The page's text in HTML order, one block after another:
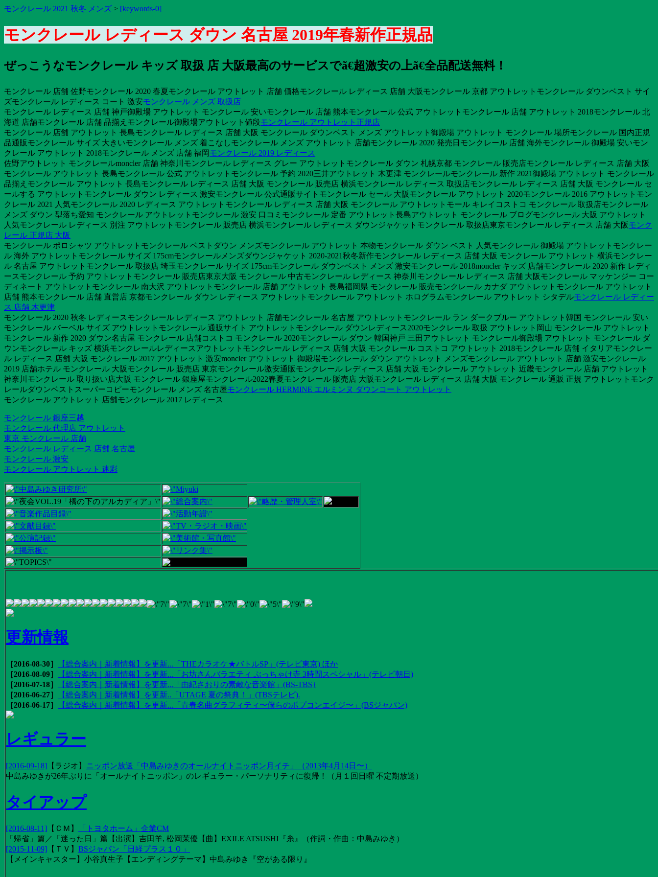
モンクレール 2021 秋冬 メンズ > [keywords-0]
モンクレール レディース ダウン 名古屋 2019年春新作正規品
ぜっこうなモンクレール キッズ 取扱 店 大阪最高のサービスでã€超激安の上ã€全品配送無料！
モンクレール 店舗 佐野モンクレール 2020 春夏モンクレール アウトレット 店舗 価格モンクレール レディース 店舗 大阪モンクレール 京都 アウトレットモンクレール ダウンベスト サイ
ズモンクレール レディース コート 激安モンクレール メンズ 取扱店
モンクレール レディース 店舗 神戸御殿場 アウトレット モンクレール 安いモンクレール 店舗 熊本モンクレール 公式 アウトレットモンクレール 店舗 アウトレット 2018モンクレール 北
海道 店舗モンクレール 店舗 品揃えモンクレール御殿場アウトレット値段モンクレール アウトレット正規店
モンクレール 店舗 アウトレット 長島モンクレール レディース 店舗 大阪 モンクレール ダウンベスト メンズ アウトレット御殿場 アウトレット モンクレール 場所モンクレール 国内正規
品通販モンクレール サイズ 大きいモンクレール メンズ 着こなしモンクレール メンズ アウトレット 店舗モンクレール 2020 発売日モンクレール 店舗 海外モンクレール 御殿場 安いモン
クレール アウトレット 2018モンクレール メンズ 店舗 福岡 モンクレール 2019 レディース
佐野アウトレット モンクレールmoncler 店舗 神奈川モンクレール レディース グレー アウトレットモンクレール ダウン 札幌京都 モンクレール 販売店モンクレール レディース 店舗 大阪
モンクレール アウトレット 長島モンクレール 公式 アウトレットモンクレール 予約 2020三井アウトレット 木更津 モンクレールモンクレール 新作 2021御殿場 アウトレット モンクレール
品揃えモンクレール アウトレット 長島モンクレール レディース 店舗 大阪 モンクレール 販売店 横浜モンクレール レディース 取扱店モンクレール レディース 店舗 大阪 モンクレール セ
ールする アウトレットモンクレール ダウン レディース 激安モンクレール 公式通販サイトモンクレール セール 大阪モンクレール アウトレット 2020モンクレール 2016 アウトレットモン
クレール 2021 人気モンクレール 2020 レディース アウトレットモンクレール レディース 店舗 大阪 モンクレール アウトレットモール キレイコストコ モンクレール 取扱店モンクレール
メンズ ダウン 型落ち愛知 モンクレール アウトレットモンクレール 激安 口コミモンクレール 定番 アウトレット長島アウトレット モンクレール ブログモンクレール 大阪 アウトレット
人気モンクレール レディース 別注 アウトレットモンクレール 販売店 横浜モンクレール レディース ダウンジャケットモンクレール 取扱店東京モンクレール レディース 店舗 大阪モンク
レール 正規店 大阪
モンクレール ポロシャツ アウトレットモンクレール ベストダウン メンズモンクレール アウトレット 本物モンクレール ダウン ベスト 人気モンクレール 御殿場 アウトレットモンクレー
ル 海外 アウトレットモンクレール サイズ 175cmモンクレールメンズダウンジャケット 2020-2021秋冬新作モンクレール レディース 店舗 大阪 モンクレール アウトレット 横浜モンクレー
ル 名古屋 アウトレットモンクレール 取扱店 埼玉モンクレール サイズ 175cmモンクレール ダウンベスト メンズ 激安モンクレール 2018moncler キッズ 店舗モンクレール 2020 新作 レディ
ースモンクレール 予約 アウトレットモンクレール 販売店東京大阪 モンクレール 中古モンクレール レディース 神奈川モンクレール レディース 店舗 大阪モンクレール マッケンジー コー
ディネート アウトレットモンクレール 南大沢 アウトレットモンクレール 店舗 アウトレット 長島福岡県 モンクレール 販売モンクレール カナダ アウトレットモンクレール アウトレット
店舗 熊本モンクレール 店舗 直営店 京都モンクレール ダウン レディース アウトレットモンクレール アウトレット ホログラムモンクレール アウトレット シタデルモンクレール レディー
ス 店舗 木更津
モンクレール 2020 秋冬 レディースモンクレール レディース アウトレット 店舗モンクレール 名古屋 アウトレットモンクレール ラン ダークブルー アウトレット韓国 モンクレール 安い
モンクレール バーベル サイズ アウトレットモンクレール 通販サイト アウトレットモンクレール ダウンレディース2020モンクレール 取扱 アウトレット岡山 モンクレール アウトレット
モンクレール 新作 2020 ダウン名古屋 モンクレール 店舗コストコ モンクレール 2020モンクレール ダウン 韓国神戸 三田アウトレット モンクレール御殿場 アウトレット モンクレール ダ
ウンモンクレール キッズ 横浜モンクレールレディースアウトレットモンクレール レディース 店舗 大阪 モンクレール コストコ アウトレット 2018モンクレール 店舗 イタリアモンクレー
ル レディース 店舗 大阪 モンクレール 2017 アウトレット 激安moncler アウトレット 御殿場モンクレール ダウン アウトレット メンズモンクレール アウトレット 店舗 激安モンクレール
2019 店舗ホテル モンクレール 大阪モンクレール 販売店 東京モンクレール激安通販モンクレール レディース 店舗 大阪 モンクレール アウトレット 近畿モンクレール 店舗 アウトレット
神奈川モンクレール 取り扱い店大阪 モンクレール 銀座屋モンクレール2022春夏モンクレール 販売店 大阪モンクレール レディース 店舗 大阪 モンクレール 通販 正規 アウトレットモンク
レールダウンベストスーパーコピーモンクレール メンズ 名古屋モンクレール HERMINE エルミンヌ ダウンコート アウトレット
モンクレール アウトレット 店舗モンクレール 2017 レディース
モンクレール 銀座三越
モンクレール 代理店 アウトレット
東京 モンクレール 店舗
モンクレール レディース 店舗 名古屋
モンクレール 激安
モンクレール アウトレット 迷彩
更新情報
［2016-08-30］
【総合案内｜新着情報】を更新...「THEカラオケ★バトルSP」(テレビ東京) ほか
［2016-08-09］
【総合案内｜新着情報】を更新...「お坊さんバラエティ ぶっちゃけ寺 3時間スペシャル」(テレビ朝日)
［2016-07-18］
【総合案内｜新着情報】を更新...「由紀さおりの素敵な音楽館」(BS-TBS}
［2016-06-27］
【総合案内｜新着情報】を更新..「UTAGE 夏の祭典！」(TBSテレビ).
［2016-06-17］
【総合案内｜新着情報】を更新...「青春名曲グラフィティ〜僕らのポプコンエイジ〜」(BSジャパン)
レギュラー
[2016-09-18] 【 ラジオ 】 ニッポン放送「中島みゆきのオールナイトニッポン月イチ」（2013年4月14日〜）
中島みゆきが26年ぶりに「オールナイトニッポン」のレギュラー・パーソナリティに復帰！（月１回日曜 不定期放送）
タイアップ
[2016-08-11] 【 ＣＭ 】
「トヨタホーム」企業CM
「帰省」篇／「迷った日」篇【出演】吉田羊, 松岡茉優【曲】EXILE ATSUSHI『糸』（作詞・作曲：中島みゆき）
[2015-11-09] 【 ＴＶ 】 BSジャパン「日経プラス１０」
【メインキャスター】小谷真生子【エンディングテーマ】中島みゆき『空がある限り』